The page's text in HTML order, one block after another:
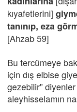
kıyafetlerini]
tanınıp, eza
[Ahzab 59]
Bu tercümeye
için dış elbise
gezebilir" diyenler
aleyhisselamın